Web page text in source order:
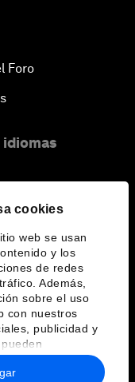
cookies
web se usan
y los
de redes
Además,
sobre el uso
con nuestros
publicidad y
que les
hayan
Foro